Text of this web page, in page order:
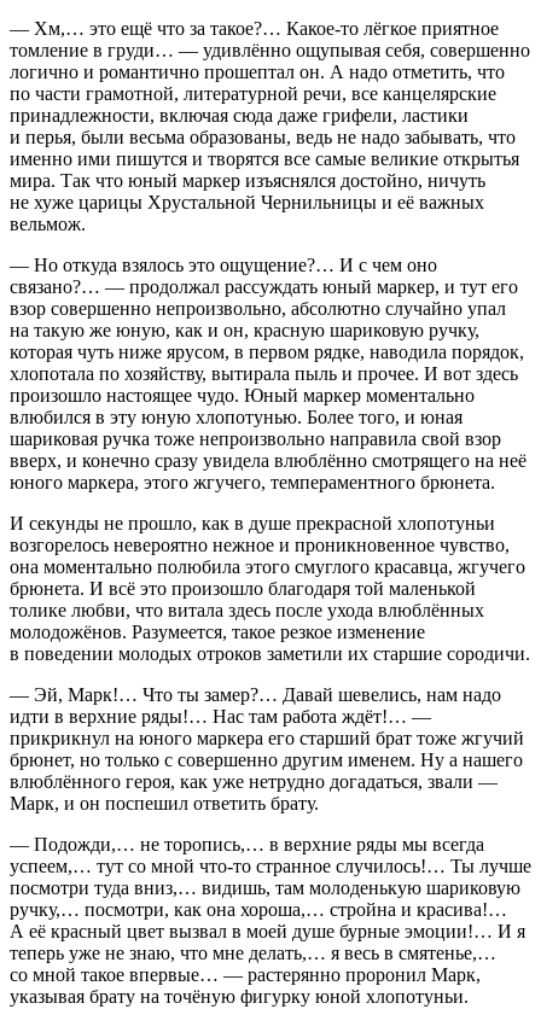
— Хм,… это ещё что за такое?… Какое-то лёгкое приятное
томление в груди… — удивлённо ощупывая себя, совершенно
логично и романтично прошептал он. А надо отметить, что
по части грамотной, литературной речи, все канцелярские
принадлежности, включая сюда даже грифели, ластики
и перья, были весьма образованы, ведь не надо забывать, что
именно ими пишутся и творятся все самые великие открытья
мира. Так что юный маркер изъяснялся достойно, ничуть
не хуже царицы Хрустальной Чернильницы и её важных
вельмож.
— Но откуда взялось это ощущение?… И с чем оно
связано?… — продолжал рассуждать юный маркер, и тут его
взор совершенно непроизвольно, абсолютно случайно упал
на такую же юную, как и он, красную шариковую ручку,
которая чуть ниже ярусом, в первом рядке, наводила порядок,
хлопотала по хозяйству, вытирала пыль и прочее. И вот здесь
произошло настоящее чудо. Юный маркер моментально
влюбился в эту юную хлопотунью. Более того, и юная
шариковая ручка тоже непроизвольно направила свой взор
вверх, и конечно сразу увидела влюблённо смотрящего на неё
юного маркера, этого жгучего, темпераментного брюнета.
И секунды не прошло, как в душе прекрасной хлопотуньи
возгорелось невероятно нежное и проникновенное чувство,
она моментально полюбила этого смуглого красавца, жгучего
брюнета. И всё это произошло благодаря той маленькой
толике любви, что витала здесь после ухода влюблённых
молодожёнов. Разумеется, такое резкое изменение
в поведении молодых отроков заметили их старшие сородичи.
— Эй, Марк!… Что ты замер?… Давай шевелись, нам надо
идти в верхние ряды!… Нас там работа ждёт!… —
прикрикнул на юного маркера его старший брат тоже жгучий
брюнет, но только с совершенно другим именем. Ну а нашего
влюблённого героя, как уже нетрудно догадаться, звали —
Марк, и он поспешил ответить брату.
— Подожди,… не торопись,… в верхние ряды мы всегда
успеем,… тут со мной что-то странное случилось!… Ты лучше
посмотри туда вниз,… видишь, там молоденькую шариковую
ручку,… посмотри, как она хороша,… стройна и красива!…
А её красный цвет вызвал в моей душе бурные эмоции!… И я
теперь уже не знаю, что мне делать,… я весь в смятенье,…
со мной такое впервые… — растерянно проронил Марк,
указывая брату на точёную фигурку юной хлопотуньи.